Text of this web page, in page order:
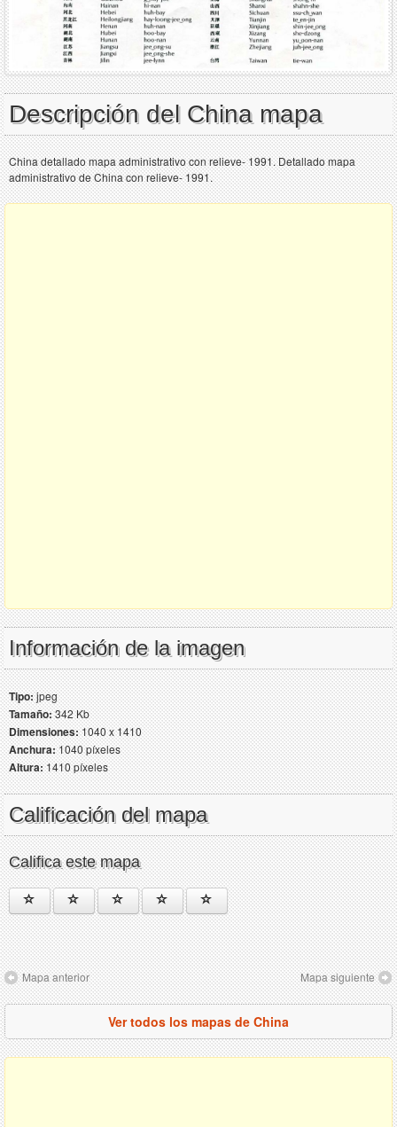
Descripción del China mapa
China detallado mapa administrativo con relieve- 1991. Detallado mapa
administrativo de China con relieve- 1991.
Información de la imagen
Tipo:jpeg
Tamaño:342 Kb
Dimensiones:1040 x 1410
Anchura:1040 píxeles
Altura:1410 píxeles
Calificación del mapa
Califica este mapa
Mapa anterior Mapa siguiente
Ver todos los mapas de China